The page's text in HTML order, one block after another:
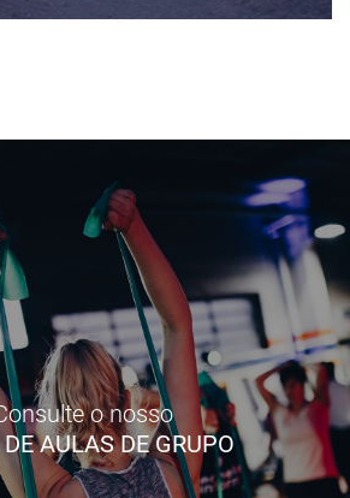
o nosso
AULAS DE GRUPO